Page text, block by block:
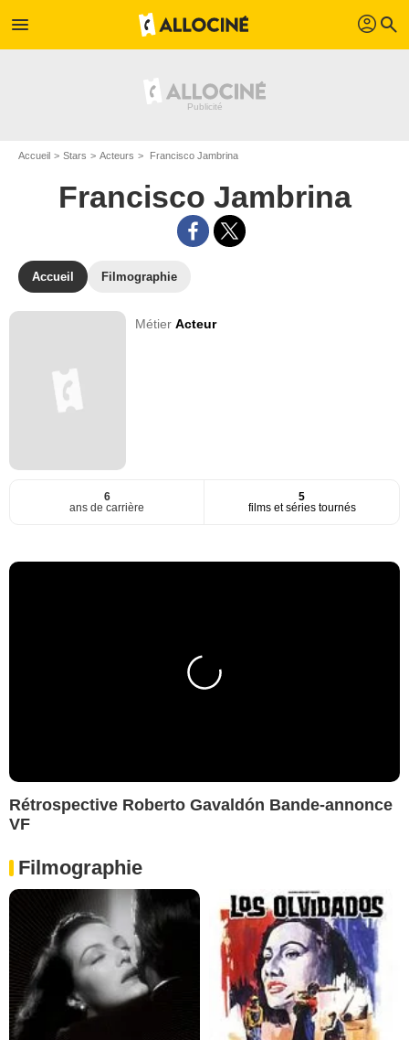
menu profil search
Accueil Stars Acteurs Francisco Jambrina
Francisco Jambrina
Accueil Filmographie
MétierActeur
6
ans de carrière
5
films et séries tournés
Rétrospective Roberto Gavaldón Bande-annonce
VF
Filmographie